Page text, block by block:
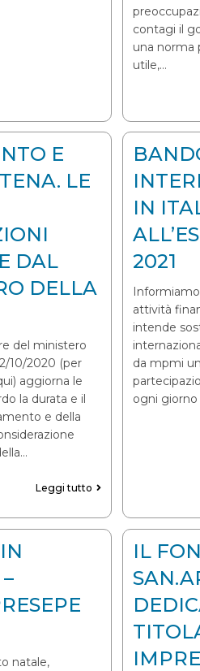
contagi il
una norma
utile,…
E
LE
DAL
DELLA
del ministero
10/2020 (per
aggiorna le
la durata e il
e della
Leggi tutto
IN
2021
attività
intende
da mpmi
ogni giorno
natale,
IL